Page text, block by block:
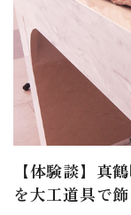
【体験談】真
を大工道具で